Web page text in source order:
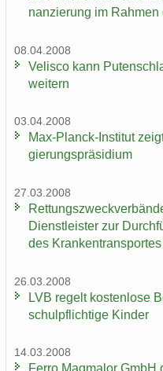
nan­zie­rung im
08.04.2008
Ve­lis­co kann
wei­tern
03.04.2008
Max-​Planck-Institut
gie­rungs­prä­si­di­um
27.03.2008
Dienst­leis­ter zur
des
26.03.2008
LVB re­gelt kos­ten­lo­se
schul­pflich­ti­ge Kin­der
14.03.2008